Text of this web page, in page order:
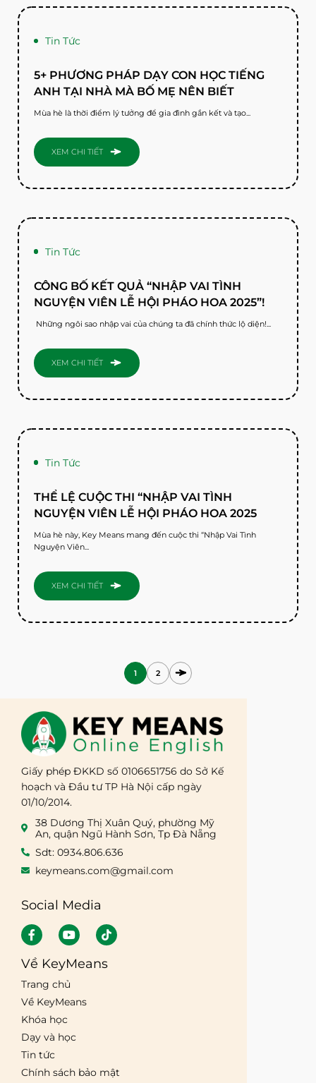
Tin Tức
5+ PHƯƠNG PHÁP DẠY CON HỌC TIẾNG
ANH TẠI NHÀ MÀ BỐ MẸ NÊN BIẾT
Mùa hè là thời điểm lý tưởng để gia đình gắn kết và tạo...
XEM CHI TIẾT
Tin Tức
CÔNG BỐ KẾT QUẢ “NHẬP VAI TÌNH
NGUYỆN VIÊN LỄ HỘI PHÁO HOA 2025”!
️️ Những ngôi sao nhập vai của chúng ta đã chính thức lộ diện!...
XEM CHI TIẾT
Tin Tức
THỂ LỆ CUỘC THI “NHẬP VAI TÌNH
NGUYỆN VIÊN LỄ HỘI PHÁO HOA 2025
Mùa hè này, Key Means mang đến cuộc thi “Nhập Vai Tình
Nguyện Viên...
XEM CHI TIẾT
1 2
Giấy phép ĐKKD số 0106651756 do Sở Kế
hoạch và Đầu tư TP Hà Nội cấp ngày
01/10/2014.
38 Dương Thị Xuân Quý, phường Mỹ
An, quận Ngũ Hành Sơn, Tp Đà Nẵng
Sdt: 0934.806.636
keymeans.com@gmail.com
Social Media
Về KeyMeans
Trang chủ
Về KeyMeans
Khóa học
Dạy và học
Tin tức
Chính sách bảo mật